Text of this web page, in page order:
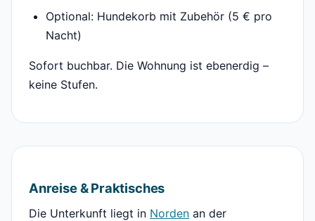
Optional: Hundekorb mit Zubehör (5 € pro
Nacht)
Sofort buchbar. Die Wohnung ist ebenerdig –
keine Stufen.
Anreise & Praktisches
Die Unterkunft liegt in Norden an der